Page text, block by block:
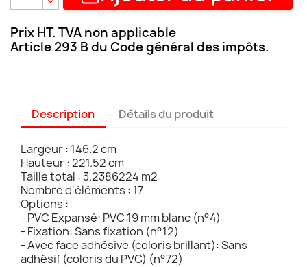
Prix HT. TVA non applicable
Article 293 B du Code général des impôts.
Description Détails du produit
Largeur : 146.2 cm
Hauteur : 221.52 cm
Taille total : 3.2386224 m2
Nombre d'éléments : 17
Options :
- PVC Expansé: PVC 19 mm blanc (n°4)
- Fixation: Sans fixation (n°12)
- Avec face adhésive (coloris brillant): Sans
adhésif (coloris du PVC) (n°72)